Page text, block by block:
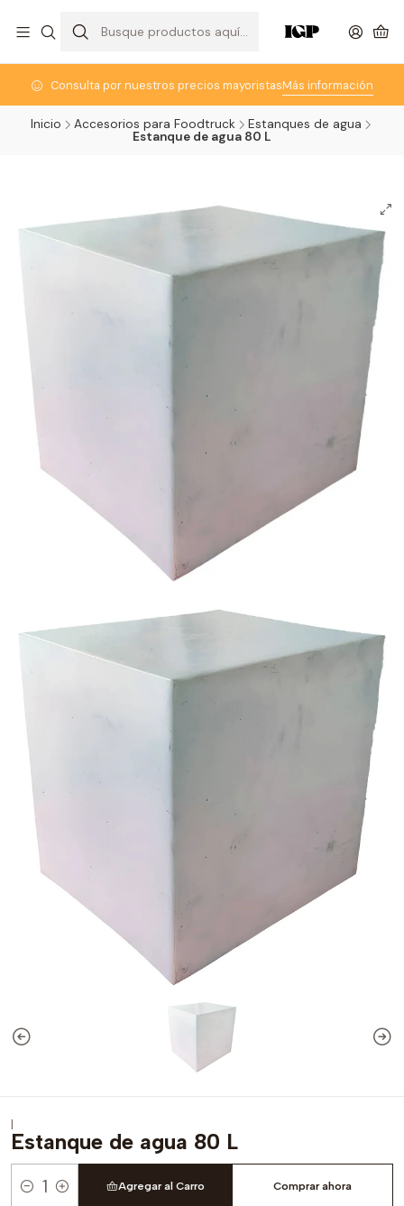
Consulta por nuestros precios mayoristasMás información
Inicio Accesorios para Foodtruck
Estanques de agua
Estanque de agua 80 L
|
Estanque de agua 80 L
Cantidad
Agregar al Carro Comprar ahora